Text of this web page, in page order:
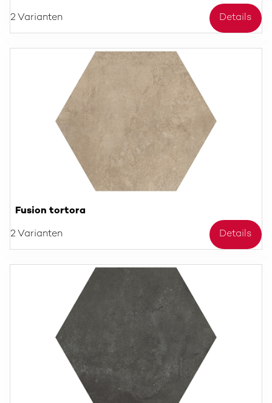
2 Varianten Details
Fusion tortora
2 Varianten Details